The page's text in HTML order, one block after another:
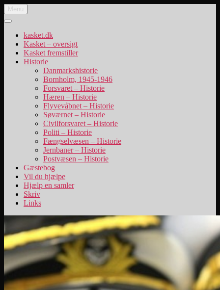
Videre
til
indhold
Danske uniformskasketter
uniformskasketter og lidt historie
Menu
kasket.dk
Kasket – oversigt
Kasket fremstiller
Historie
Danmarkshistorie
Bornholm, 1945-1946
Forsvaret – Historie
Hæren – Historie
Flyvevåbnet – Historie
Søværnet – Historie
Civilforsvaret – Historie
Politi – Historie
Fængselvæsen – Historie
Jernbaner – Historie
Postvæsen – Historie
Gæstebog
Vil du hjælpe
Hjælp en samler
Skriv
Links